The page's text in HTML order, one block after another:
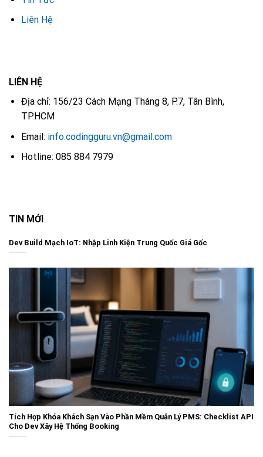
Liên Hệ
LIÊN HỆ
Địa chỉ: 156/23 Cách Mạng Tháng 8, P.7, Tân Bình,
TP.HCM
Email: info.codingguru.vn@gmail.com
Hotline: 085 884 7979
TIN MỚI
Dev Build Mạch IoT: Nhập Linh Kiện Trung Quốc Giá Gốc
Tích Hợp Khóa Khách Sạn Vào Phần Mềm Quản Lý PMS: Checklist API
Cho Dev Xây Hệ Thống Booking